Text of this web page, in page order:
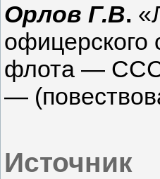
Орлов Г.В.
офицерского
флота —
—
Источник